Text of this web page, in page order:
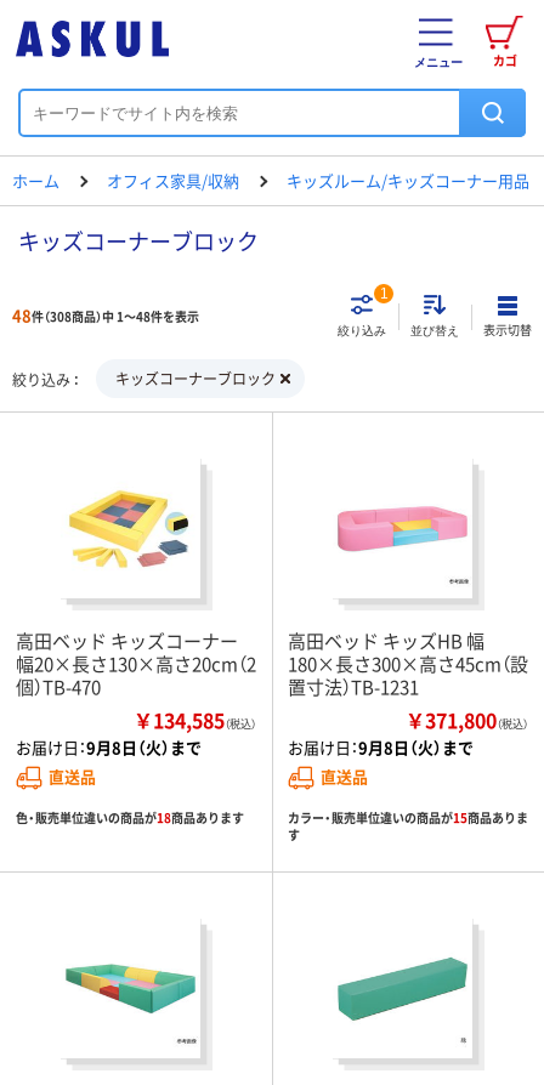
カゴ
メニュー
ホーム オフィス家具/収納 キッズルーム/キッズコーナー用品
キッズコーナーブロック
48件（308商品）中 1～48件を表示
絞り込み
1
並び替え 表示切替
絞り込み キッズコーナーブロック
高田ベッド キッズコーナー
幅20×長さ130×高さ20cm（2
個）TB-470
￥134,585（税込）
お届け日：9月8日（火）まで
直送品
色・販売単位違いの商品が18商品あります
高田ベッド キッズHB 幅
180×長さ300×高さ45cm（設
置寸法）TB-1231
￥371,800（税込）
お届け日：9月8日（火）まで
直送品
カラー・販売単位違いの商品が15商品ありま
す